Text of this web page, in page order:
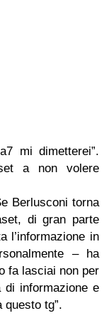
mi dimetterei”.
a non volere
Berlusconi torna
di gran parte
l’informazione in
– ha
fa lasciai non per
informazione e
tg”.